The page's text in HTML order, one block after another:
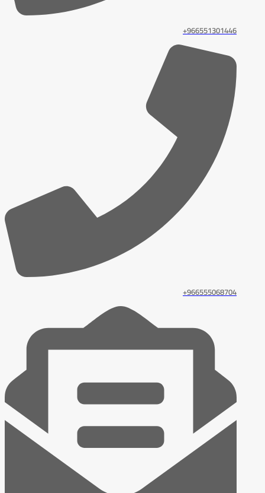
966551301446+
966555068704+